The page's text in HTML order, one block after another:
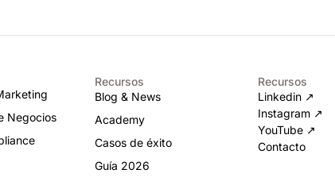
Negocios
Recursos
Blog & News
Academy
Casos de éxito
Guía 2026
Recursos
Linkedin ↗
Instagram ↗
YouTube ↗
Contacto